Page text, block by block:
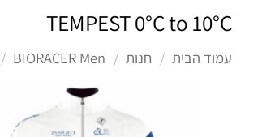
TEMPEST 0°C to 10°C
עמוד הבית / חנות /
BIORACER Men
/